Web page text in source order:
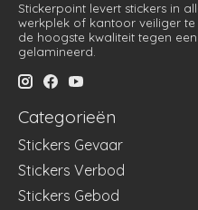
Stickerpoint levert stickers in
werkplek of kantoor veiliger
de hoogste kwaliteit tegen
gelamineerd.
Categorieën
Stickers Gevaar
Stickers Verbod
Stickers Gebod